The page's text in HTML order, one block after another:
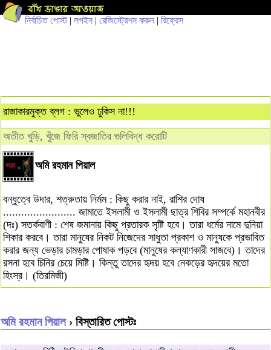
নির্বাচিত পোস্ট| লগইন | রেজিস্ট্রেশন করুন | রিফ্রেস
রাজাকারমুক্ত ব্লগ : ভুলেও ঢুকিস না!!!
অতীত খুড়ি, খুঁজে ফিরি স্বজাতির গুলিবিদ্ধ করোটি
অমি রহমান পিয়াল
বন্ধুত্বে উদার, শত্রুতায় নির্মম : কিছু করার নাই, রাশির দোষ
........................ জামাতে ইসলামী ও ইসলামী ছাত্র শিবির সম্পর্কে মহানবীর
(দঃ) সতর্কবাণী : শেষ জমানায় কিছু প্রতারক সৃষ্টি হবে। তারা ধর্মের নামে দুনিয়া
শিকার করবে। তারা মানুষের নিকট নিজেদের সাধুতা প্রকাশ ও মানুষকে প্রভাবিত
করার জন্য ভেড়ার চামড়ার পোষাক পড়বে (মানুষের কল্যাণকারী সাজবে)। তাদের
রসনা হবে চিনির চেয়ে মিষ্টি। কিন্তু তাদের হৃদয় হবে নেকড়ের হৃদয়ের মতো
হিংস্র। (তিরমিজী)
অমি রহমান পিয়াল› বিস্তারিত পোস্টঃ